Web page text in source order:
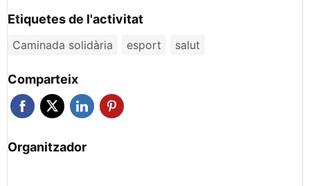
Etiquetes de l'activitat
Caminada solidària esport salut
Comparteix
Organitzador